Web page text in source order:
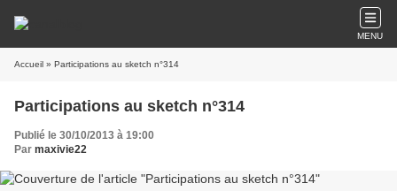
MENU
Accueil » Participations au sketch n°314
Participations au sketch n°314
Publié le 30/10/2013 à 19:00
Par maxivie22